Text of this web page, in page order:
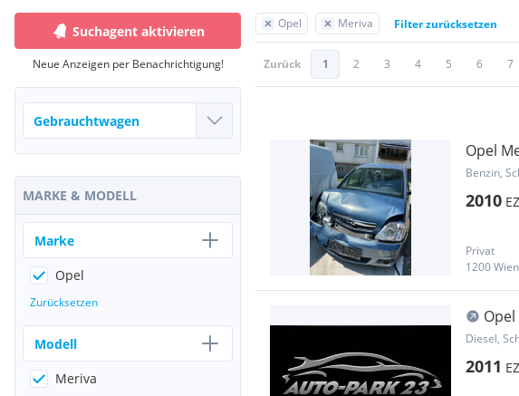
Opel Meriva Filter zurücksetzen
Zurück 1 2 3 4 5 6 7
Opel
Benzin,
2010 EZ
Privat
1200
Diesel,
2011 EZ
Suchagent aktivieren
Neue Anzeigen per Benachrichtigung!
MARKE & MODELL
Marke
Opel
Zurücksetzen
Modell
Meriva